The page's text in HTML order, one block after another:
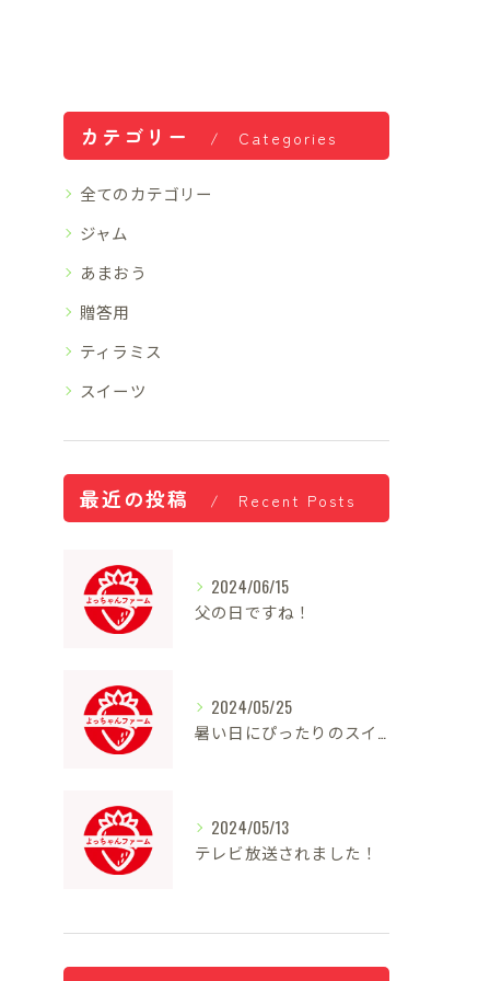
カテゴリー Categories
全てのカテゴリー
ジャム
あまおう
贈答用
ティラミス
スイーツ
最近の投稿 Recent Posts
2024/06/15
父の日ですね！
2024/05/25
暑い日にぴったりのスイーツ
2024/05/13
テレビ放送されました！